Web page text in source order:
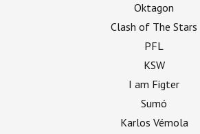
Oktagon
Clash of The Stars
PFL
KSW
I am Figter
Sumó
Karlos Vémola